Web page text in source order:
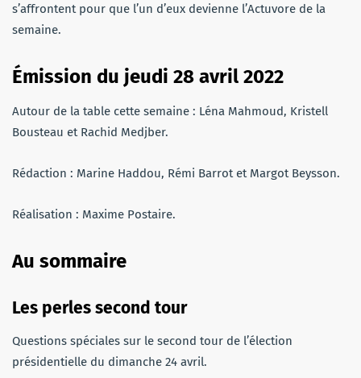
s’affrontent pour que l’un d’eux devienne l’Actuvore de la
semaine.
Émission du jeudi 28 avril 2022
Autour de la table cette semaine : Léna Mahmoud, Kristell
Bousteau et Rachid Medjber.
Rédaction : Marine Haddou, Rémi Barrot et Margot Beysson.
Réalisation : Maxime Postaire.
Au sommaire
Les perlessecond tour
Questions spéciales sur le second tour de l’élection
présidentielle du dimanche 24 avril.